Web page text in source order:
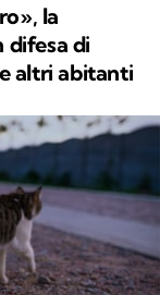
la
difesa di
altri abitanti